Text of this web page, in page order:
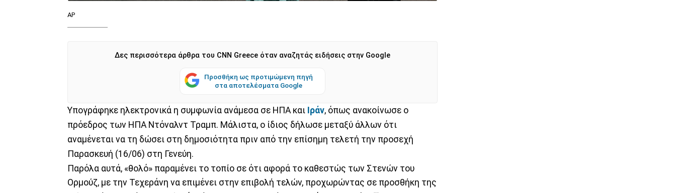
AP
Δες περισσότερα άρθρα του CNN Greece όταν αναζητάς ειδήσεις στην Google
Προσθήκη ως προτιμώμενη πηγή
στα αποτελέσματα Google
Υπογράφηκε ηλεκτρονικά η συμφωνία ανάμεσα σε ΗΠΑ και Ιράν, όπως ανακοίνωσε ο
πρόεδρος των ΗΠΑ Ντόναλντ Τραμπ. Μάλιστα, ο ίδιος δήλωσε μεταξύ άλλων ότι
αναμένεται να τη δώσει στη δημοσιότητα πριν από την επίσημη τελετή την προσεχή
Παρασκευή (16/06) στη Γενεύη.
Παρόλα αυτά, «θολό» παραμένει το τοπίο σε ότι αφορά το καθεστώς των Στενών του
Ορμούζ, με την Τεχεράνη να επιμένει στην επιβολή τελών, προχωρώντας σε προσθήκη της